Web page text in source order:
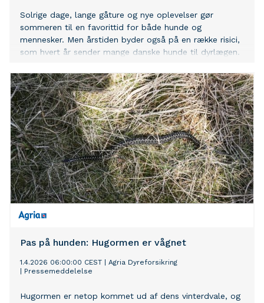
Solrige dage, lange gåture og nye oplevelser gør
sommeren til en favorittid for både hunde og
mennesker. Men årstiden byder også på en række risici,
som hvert år sender mange danske hunde til dyrlægen.
skader og sygdomme samt råd til, hvordan du
forebygger dem.
Pas på hunden: Hugormen er vågnet
1.4.2026 06:00:00 CEST
Agria Dyreforsikring
Pressemeddelelse
Hugormen er netop kommet ud af dens vinterdvale, og